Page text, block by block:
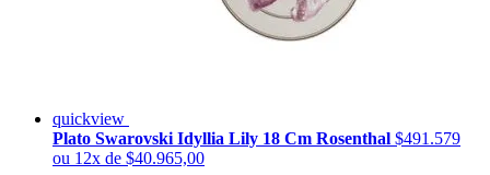
quickview
Plato Swarovski Idyllia Lily 18 Cm Rosenthal $491.579
ou 12x de $40.965,00